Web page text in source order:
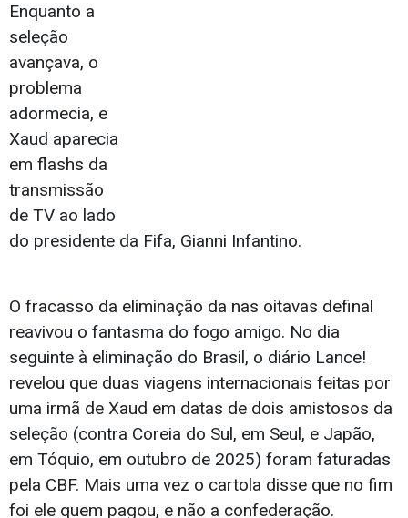
Enquanto a
seleção
avançava, o
problema
adormecia, e
Xaud aparecia
em flashs da
transmissão
de TV ao lado
do presidente da Fifa, Gianni Infantino.
O fracasso da eliminação da nas oitavas definal
reavivou o fantasma do fogo amigo. No dia
seguinte à eliminação do Brasil, o diário Lance!
revelou que duas viagens internacionais feitas por
uma irmã de Xaud em datas de dois amistosos da
seleção (contra Coreia do Sul, em Seul, e Japão,
em Tóquio, em outubro de 2025) foram faturadas
pela CBF. Mais uma vez o cartola disse que no fim
foi ele quem pagou, e não a confederação.